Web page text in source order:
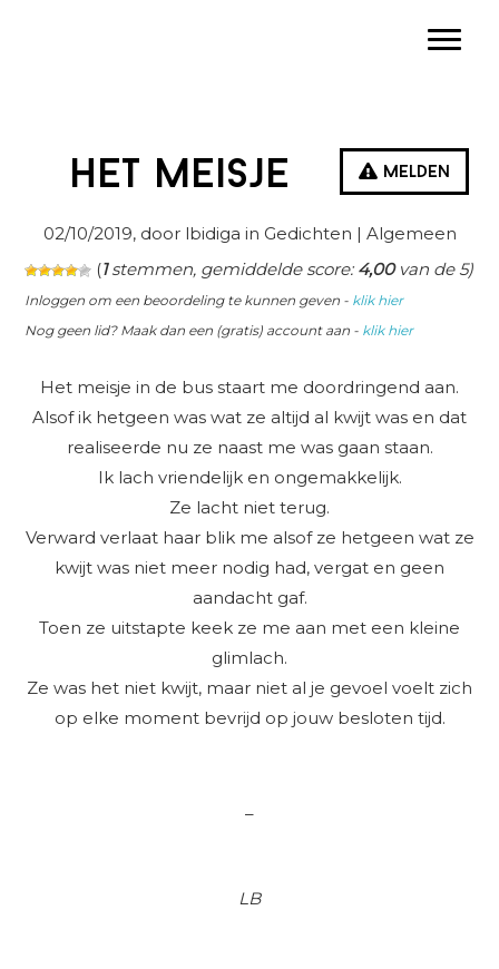
Melden
Het meisje
02/10/2019, door lbidiga in Gedichten | Algemeen
(1stemmen, gemiddelde score:4,00van de 5)
Inloggen om een beoordeling te kunnen geven - klik hier
Nog geen lid? Maak dan een (gratis) account aan - klik hier
Het meisje in de bus staart me doordringend aan.
Alsof ik hetgeen was wat ze altijd al kwijt was en dat
realiseerde nu ze naast me was gaan staan.
Ik lach vriendelijk en ongemakkelijk.
Ze lacht niet terug.
Verward verlaat haar blik me alsof ze hetgeen wat ze
kwijt was niet meer nodig had, vergat en geen
aandacht gaf.
Toen ze uitstapte keek ze me aan met een kleine
glimlach.
Ze was het niet kwijt, maar niet al je gevoel voelt zich
op elke moment bevrijd op jouw besloten tijd.
LB